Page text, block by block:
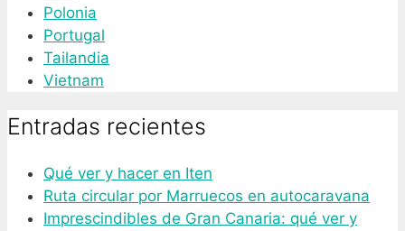
Polonia
Portugal
Tailandia
Vietnam
Entradas recientes
Qué ver y hacer en Iten
Ruta circular por Marruecos en autocaravana
Imprescindibles de Gran Canaria: qué ver y